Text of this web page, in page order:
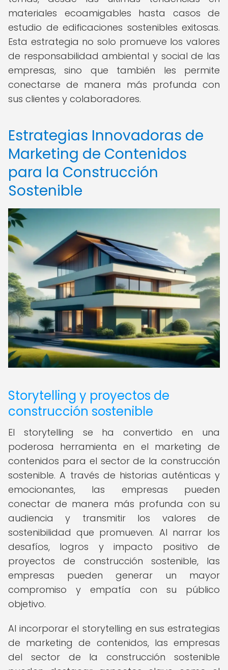
materiales ecoamigables hasta casos de
estudio de edificaciones sostenibles exitosas.
Esta estrategia no solo promueve los valores
de responsabilidad ambiental y social de las
empresas, sino que también les permite
conectarse de manera más profunda con
sus clientes y colaboradores.
Estrategias Innovadoras de
Marketing de Contenidos
para la Construcción
Sostenible
Storytelling y proyectos de
construcción sostenible
El storytelling se ha convertido en una
poderosa herramienta en el marketing de
contenidos para el sector de la construcción
sostenible. A través de historias auténticas y
emocionantes, las empresas pueden
conectar de manera más profunda con su
audiencia y transmitir los valores de
sostenibilidad que promueven. Al narrar los
desafíos, logros y impacto positivo de
proyectos de construcción sostenible, las
empresas pueden generar un mayor
compromiso y empatía con su público
objetivo.
Al incorporar el storytelling en sus estrategias
de marketing de contenidos, las empresas
del sector de la construcción sostenible